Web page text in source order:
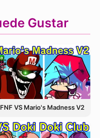
Gustar
FNF VS Mario's Madness V2